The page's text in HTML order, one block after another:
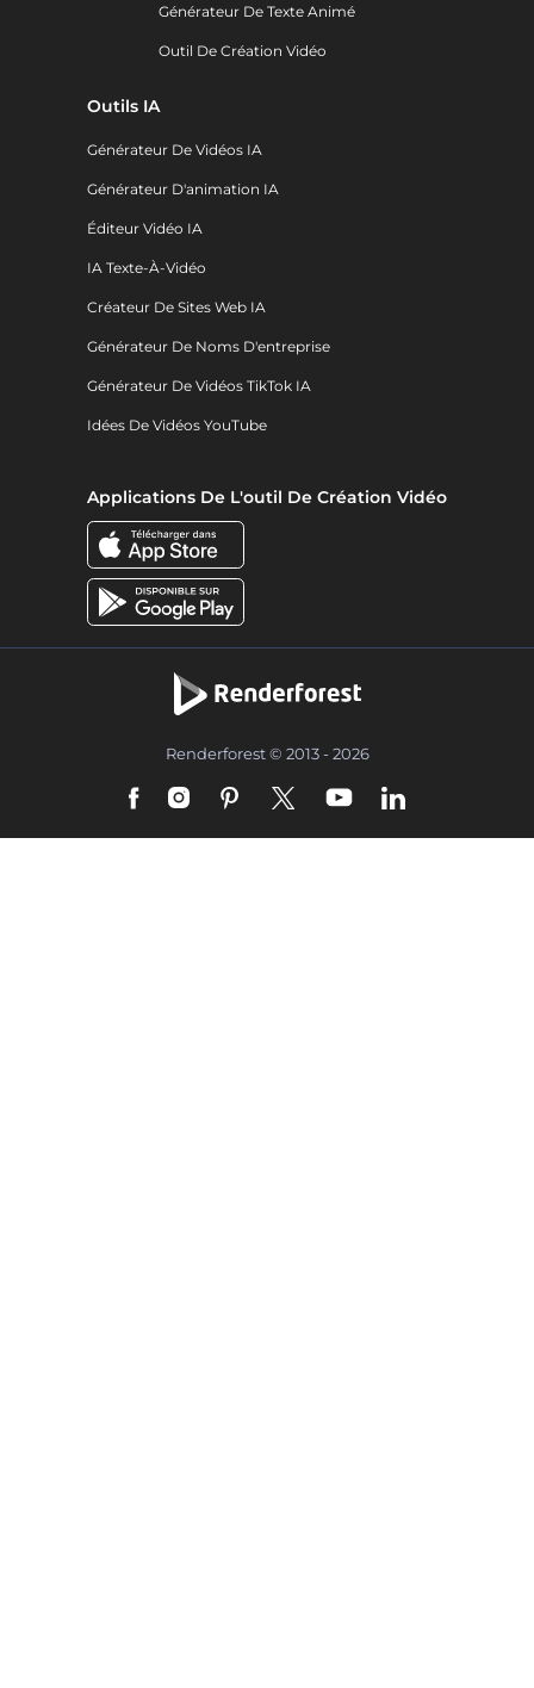
Générateur De Texte Animé
Outil De Création Vidéo
Outils IA
Générateur De Vidéos IA
Générateur D'animation IA
Éditeur Vidéo IA
IA Texte-À-Vidéo
Créateur De Sites Web IA
Générateur De Noms D'entreprise
Générateur De Vidéos TikTok IA
Idées De Vidéos YouTube
Applications De L'outil De Création Vidéo
Renderforest © 2013 - 2026